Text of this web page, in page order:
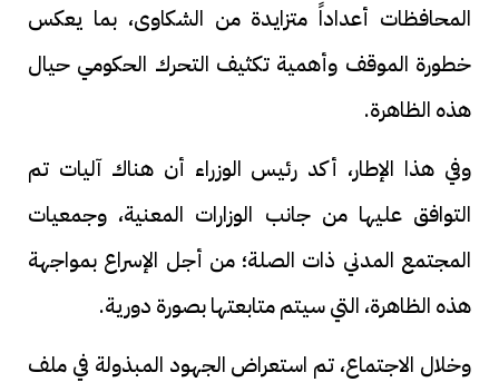
المحافظات أعداداً متزايدة من الشكاوى، بما يعكس
خطورة الموقف وأهمية تكثيف التحرك الحكومي حيال
هذه الظاهرة.
وفي هذا الإطار، أكد رئيس الوزراء أن هناك آليات تم
التوافق عليها من جانب الوزارات المعنية، وجمعيات
المجتمع المدني ذات الصلة؛ من أجل الإسراع بمواجهة
هذه الظاهرة، التي سيتم متابعتها بصورة دورية.
وخلال الاجتماع، تم استعراض الجهود المبذولة في ملف